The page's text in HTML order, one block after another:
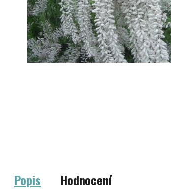
Popis Hodnocení